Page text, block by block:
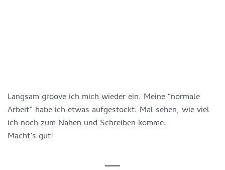
Langsam groove ich mich wieder ein. Meine “normale
Arbeit” habe ich etwas aufgestockt. Mal sehen, wie viel
ich noch zum Nähen und Schreiben komme.
Macht’s gut!